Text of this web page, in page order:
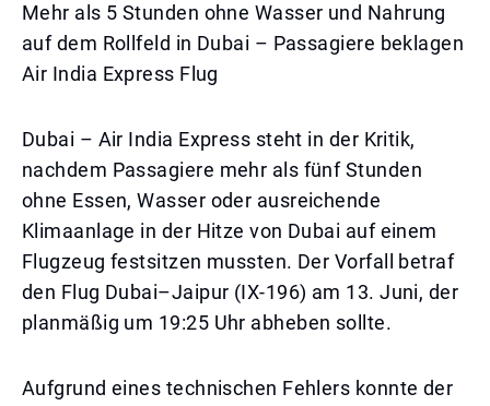
Mehr als 5 Stunden ohne Wasser und Nahrung
auf dem Rollfeld in Dubai – Passagiere beklagen
Air India Express Flug
Dubai – Air India Express steht in der Kritik,
nachdem Passagiere mehr als fünf Stunden
ohne Essen, Wasser oder ausreichende
Klimaanlage in der Hitze von Dubai auf einem
Flugzeug festsitzen mussten. Der Vorfall betraf
den Flug Dubai–Jaipur (IX-196) am 13. Juni, der
planmäßig um 19:25 Uhr abheben sollte.
Aufgrund eines technischen Fehlers konnte der